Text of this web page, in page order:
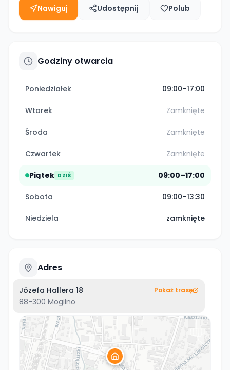
Nawiguj Udostępnij Polub
Godziny otwarcia
Poniedziałek 09:00–17:00
Wtorek Zamknięte
Środa Zamknięte
Czwartek Zamknięte
Piątek DZIŚ 09:00–17:00
Sobota 09:00–13:30
Niedziela zamknięte
Adres
Józefa Hallera 18
88-300 Mogilno
Pokaż trasę